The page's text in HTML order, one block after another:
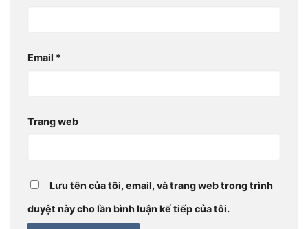
Email *
Trang web
Lưu tên của tôi, email, và trang web trong trình
duyệt này cho lần bình luận kế tiếp của tôi.